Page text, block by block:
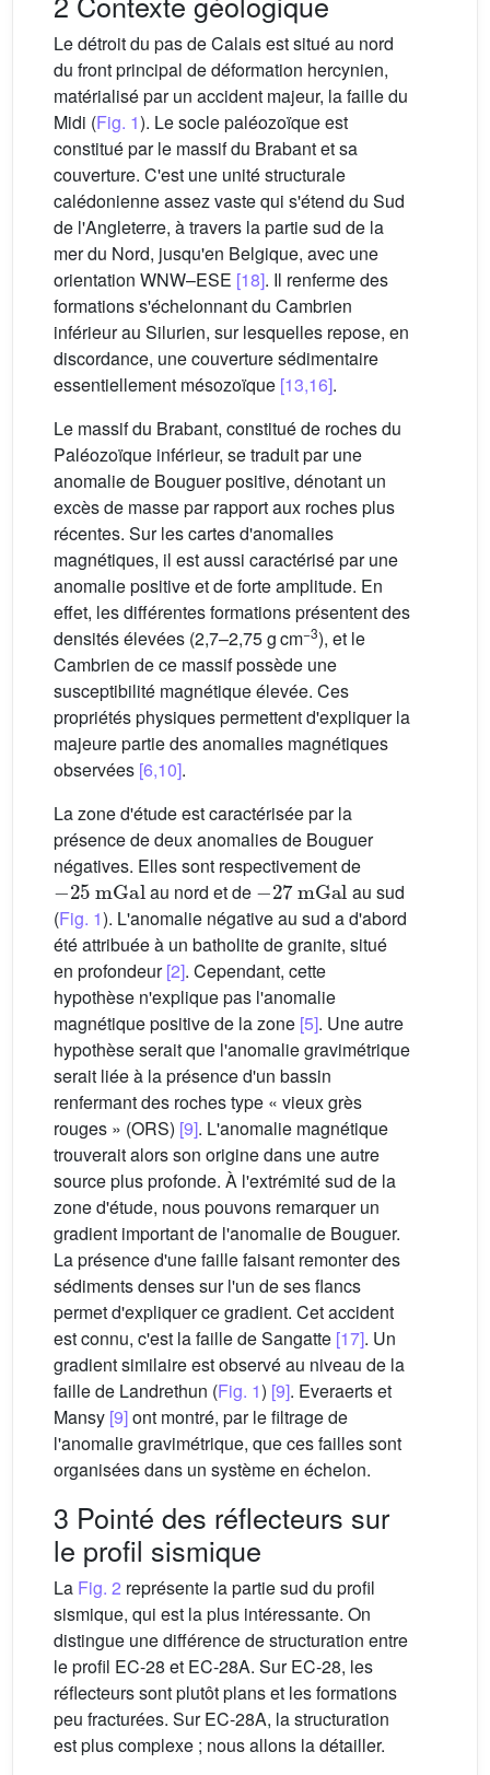
Le détroit du pas de Calais est situé au nord
du front principal de déformation hercynien,
matérialisé par un accident majeur, la faille du
Midi (Fig. 1). Le socle paléozoïque est
constitué par le massif du Brabant et sa
couverture. C'est une unité structurale
calédonienne assez vaste qui s'étend du Sud
de l'Angleterre, à travers la partie sud de la
mer du Nord, jusqu'en Belgique, avec une
orientation WNW–ESE [18]. Il renferme des
formations s'échelonnant du Cambrien
inférieur au Silurien, sur lesquelles repose, en
discordance, une couverture sédimentaire
essentiellement mésozoïque [13,16].
Le massif du Brabant, constitué de roches du
Paléozoïque inférieur, se traduit par une
anomalie de Bouguer positive, dénotant un
excès de masse par rapport aux roches plus
récentes. Sur les cartes d'anomalies
magnétiques, il est aussi caractérisé par une
anomalie positive et de forte amplitude. En
effet, les différentes formations présentent des
densités élevées (2,7–2,75 g cm−3), et le
Cambrien de ce massif possède une
susceptibilité magnétique élevée. Ces
propriétés physiques permettent d'expliquer la
majeure partie des anomalies magnétiques
observées [6,10].
La zone d'étude est caractérisée par la
présence de deux anomalies de Bouguer
négatives. Elles sont respectivement de
−25mGal
au nord et de
−27mGal
au sud
(Fig. 1). L'anomalie négative au sud a d'abord
été attribuée à un batholite de granite, situé
en profondeur[2]. Cependant, cette
hypothèse n'explique pas l'anomalie
magnétique positive de la zone [5]. Une autre
hypothèse serait que l'anomalie gravimétrique
serait liée à la présence d'un bassin
renfermant des roches type « vieux grès
rouges » (ORS) [9]. L'anomalie magnétique
trouverait alors son origine dans une autre
source plus profonde. À l'extrémité sud de la
zone d'étude, nous pouvons remarquer un
gradient important de l'anomalie de Bouguer.
La présence d'une faille faisant remonter des
sédiments denses sur l'un de ses flancs
permet d'expliquer ce gradient. Cet accident
est connu, c'est la faille de Sangatte [17]. Un
gradient similaire est observé au niveau de la
faille de Landrethun (Fig. 1) [9]. Everaerts et
Mansy [9]ont montré, par le filtrage de
l'anomalie gravimétrique, que ces failles sont
organisées dans un système en échelon.
3 Pointé des réflecteurs sur
le profil sismique
La Fig. 2 représente la partie sud du profil
sismique, qui est la plus intéressante. On
distingue une différence de structuration entre
le profil EC-28 et EC-28A. Sur EC-28, les
réflecteurs sont plutôt plans et les formations
peu fracturées. Sur EC-28A, la structuration
est plus complexe ; nous allons la détailler.